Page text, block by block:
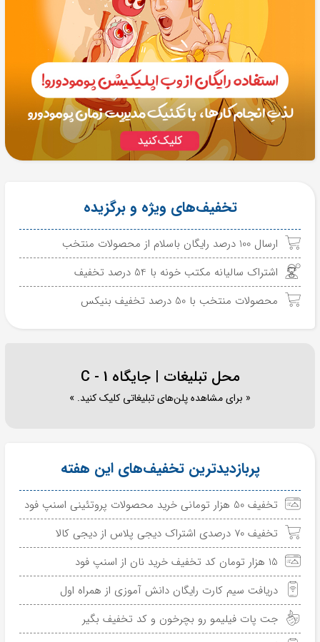
تخفیف‌های ویژه و برگزیده
ارسال 100 درصد رایگان باسلام از محصولات منتخب
اشتراک سالیانه مکتب خونه با 54 درصد تخفیف
محصولات منتخب با 50 درصد تخفیف بنیکس
محل تبلیغات | جایگاه C - 1
« برای مشاهده پلن‌های تبلیغاتی کلیک کنید. »
پربازدیدترین تخفیف‌های این هفته
تخفیف 50 هزار تومانی خرید محصولات پروتئینی اسنپ فود
تخفیف 70 درصدی اشتراک دیجی پلاس از دیجی کالا
15 هزار تومان کد تخفیف خرید نان از اسنپ فود
دریافت سیم کارت رایگان دانش آموزی از همراه اول
جت پات فیلیمو رو بچرخون و کد تخفیف بگیر